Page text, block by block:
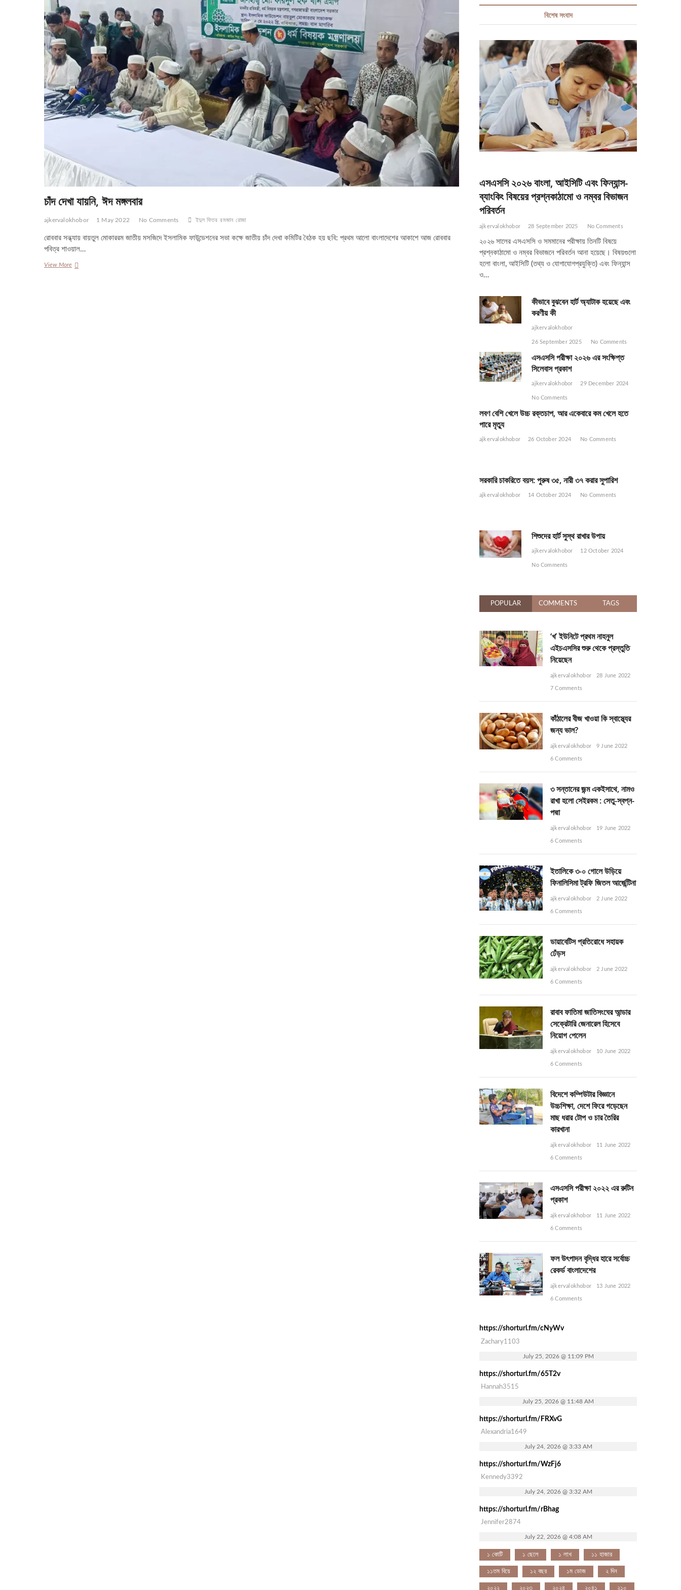
চাঁদ দেখা যায়নি, ঈদ মঙ্গলবার
ajkervalokhobor 1 May 2022 No Comments ইদুল ফিতর রমজান রোজা
রোববার সন্ধ্যায় বায়তুল মোকাররম জাতীয় মসজিদে ইসলামিক ফাউন্ডেশনের সভা কক্ষে জাতীয় চাঁদ দেখা কমিটির বৈঠক হয় ছবি: প্রথম আলো বাংলাদেশের আকাশে আজ রোববার
পবিত্র শাওয়াল…
View Moreচাঁদ দেখা
বিশেষ সংবাদ
এসএসসি ২০২৬ বাংলা, আইসিটি এবং ফিন্যান্স-
ব্যাংকিং বিষয়ের প্রশ্নকাঠামো ও নম্বর বিভাজন
পরিবর্তন
ajkervalokhobor 28 September 2025 No Comments
২০২৬ সালের এসএসসি ও সমমানের পরীক্ষায় তিনটি বিষয়ে
প্রশ্নকাঠামো ও নম্বর বিভাজনে পরিবর্তন আনা হয়েছে। বিষয়গুলো
হলো বাংলা, আইসিটি (তথ্য ও যোগাযোগপ্রযুক্তি) এবং ফিন্যান্স
ও…
কীভাবে বুঝবেন হার্ট অ্যাটাক হয়েছে এবং
করণীয় কী
ajkervalokhobor
26 September 2025 No Comments
এসএসসি পরীক্ষা ২০২৬ এর সংক্ষিপ্ত
সিলেবাস প্রকাশ
ajkervalokhobor 29 December 2024
No Comments
লবণ বেশি খেলে উচ্চ রক্তচাপ, আর একেবারে কম খেলে হতে
পারে মৃত্যু
ajkervalokhobor 26 October 2024 No Comments
সরকারি চাকরিতে বয়স: পুরুষ ৩৫, নারী ৩৭ করার সুপারিশ
ajkervalokhobor 14 October 2024 No Comments
শিশুদের হার্ট সুস্থ রাখার উপায়
ajkervalokhobor 12 October 2024
No Comments
POPULAR COMMENTS TAGS
‘খ’ ইউনিটে প্রথম নাহনুল
এইচএসসির শুরু থেকে প্রস্তুতি
নিয়েছেন
ajkervalokhobor 28 June 2022
7 Comments
কাঁঠালের বীজ খাওয়া কি স্বাস্থ্যের
জন্য ভাল?
ajkervalokhobor 9 June 2022
6 Comments
৩ সন্তানের জন্ম একইসাথে, নামও
রাখা হলো সেইরকম : সেতু-স্বপ্ন-
পদ্মা
ajkervalokhobor 19 June 2022
6 Comments
ইতালিকে ৩-০ গোলে উড়িয়ে
ফিনালিসিমা ট্রফি জিতল আর্জেন্টিনা
ajkervalokhobor 2 June 2022
6 Comments
ডায়াবেটিস প্রতিরোধে সহায়ক
ঢেঁড়স
ajkervalokhobor 2 June 2022
6 Comments
রাবাব ফাতিমা জাতিসংঘের আন্ডার
সেক্রেটারি জেনারেল হিসেবে
নিয়োগ পেলেন
ajkervalokhobor 10 June 2022
6 Comments
বিদেশে কম্পিউটার বিজ্ঞানে
উচ্চশিক্ষা, দেশে ফিরে গড়েছেন
মাছ ধরার টোপ ও চার তৈরির
কারখানা
ajkervalokhobor 11 June 2022
6 Comments
এসএসসি পরীক্ষা ২০২২ এর রুটিন
প্রকাশ
ajkervalokhobor 11 June 2022
6 Comments
ফল উৎপাদন বৃদ্ধির হারে সর্বোচ্চ
রেকর্ড বাংলাদেশের
ajkervalokhobor 13 June 2022
6 Comments
https://shorturl.fm/cNyWv
Zachary1103
July 25, 2026 @ 11:09 PM
https://shorturl.fm/65T2v
Hannah3515
July 25, 2026 @ 11:48 AM
https://shorturl.fm/FRXvG
Alexandria1649
July 24, 2026 @ 3:33 AM
https://shorturl.fm/WzFj6
Kennedy3392
July 24, 2026 @ 3:32 AM
https://shorturl.fm/rBhag
Jennifer2874
July 22, 2026 @ 4:08 AM
১ কোটি ১ ছেলে ১ লাখ ১১ হাজার
১১তম বিয়ে ১২ বছর ১ম ডোজ ২ দিন
২০২২ ২০২৩ ২০২৪ ২০৪১ ২১০